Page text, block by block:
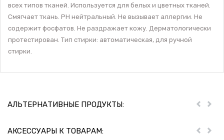
всех типов тканей. Используется для белых и цветных тканей.
Смягчает ткань. PH нейтральный. Не вызывает аллергии. Не
содержит фосфатов. Не раздражает кожу. Дерматологически
протестирован. Тип стирки: автоматическая, для ручной
стирки.
АЛЬТЕРНАТИВНЫЕ ПРОДУКТЫ: Пред
АКСЕССУАРЫ К ТОВАРАМ: Пред